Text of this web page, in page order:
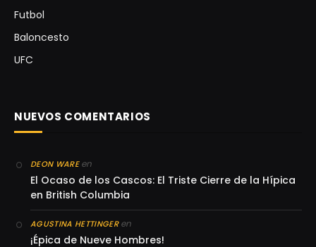
Futbol
Baloncesto
UFC
NUEVOS COMENTARIOS
DEON WAREen
El Ocaso de los Cascos: El Triste Cierre de la Hípica
en British Columbia
AGUSTINA HETTINGERen
¡Épica de Nueve Hombres!